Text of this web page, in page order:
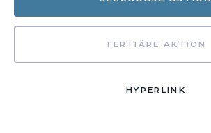
TERTIÄRE AKTION
HYPERLINK